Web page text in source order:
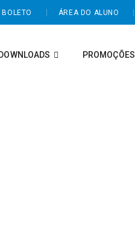
ÁREA DO ALUNO
PROMOÇÕES